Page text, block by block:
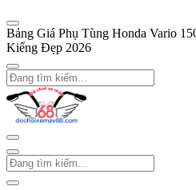
Bảng Giá Phụ Tùng Honda Vario
Kiểng Đẹp 2026